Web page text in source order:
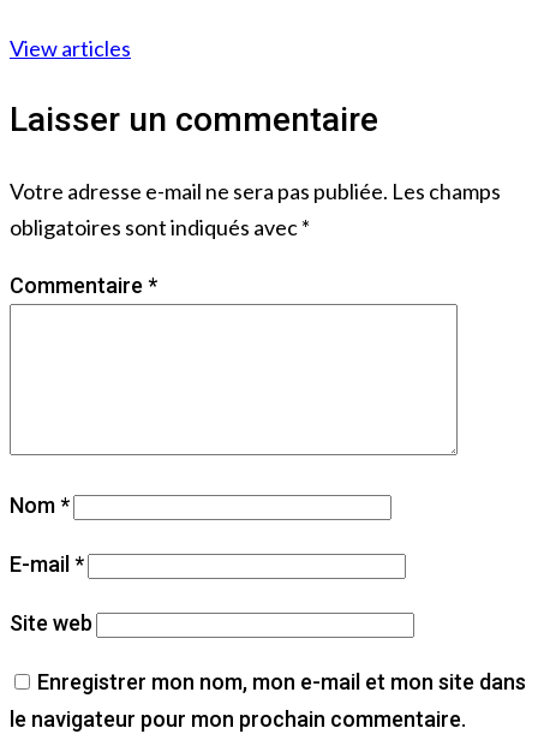
View articles
Laisser un commentaire
Votre adresse e-mail ne sera pas publiée. Les champs
obligatoires sont indiqués avec*
Commentaire *
Nom*
E-mail *
Site web
Enregistrer mon nom, mon e-mail et mon site dans
le navigateur pour mon prochain commentaire.